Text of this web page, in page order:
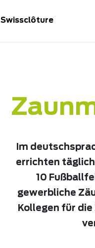
Swissclôture
Im
errichten täglich
10
gewerbliche
Kollegen für